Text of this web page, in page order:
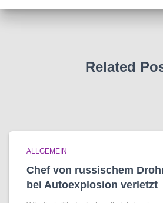
Related
ALLGEMEIN
Chef von russischem
bei Autoexplosion verletzt